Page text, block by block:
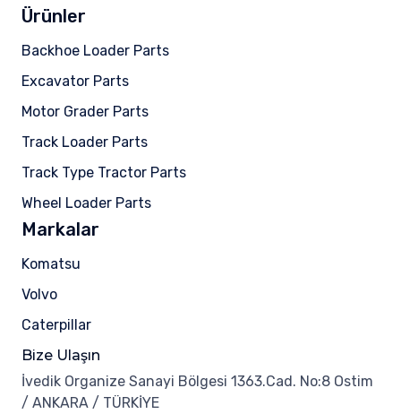
Ürünler
Backhoe Loader Parts
Excavator Parts
Motor Grader Parts
Track Loader Parts
Track Type Tractor Parts
Wheel Loader Parts
Markalar
Komatsu
Volvo
Caterpillar
Bize Ulaşın
İvedik Organize Sanayi Bölgesi 1363.Cad. No:8 Ostim
/ ANKARA / TÜRKİYE